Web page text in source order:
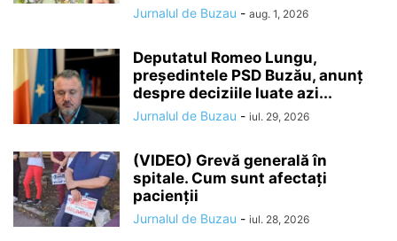
Jurnalul de Buzau - aug. 1, 2026
Deputatul Romeo Lungu,
președintele PSD Buzău, anunț
despre deciziile luate azi...
Jurnalul de Buzau - iul. 29, 2026
(VIDEO) Grevă generală în
spitale. Cum sunt afectați
pacienții
Jurnalul de Buzau - iul. 28, 2026